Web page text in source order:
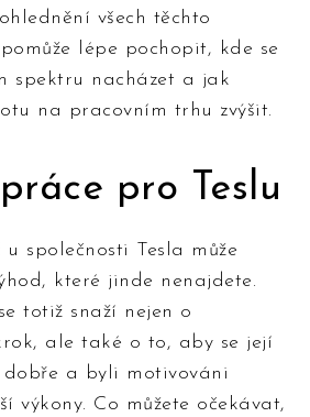
všech těchto
lépe pochopit, kde se
spektru nacházet a jak
na pracovním trhu zvýšit.
pro Teslu
u společnosti Tesla může
které jinde nenajdete.
totiž snaží nejen o
ale také o to, aby se její
a byli motivováni
výkony. Co můžete očekávat,